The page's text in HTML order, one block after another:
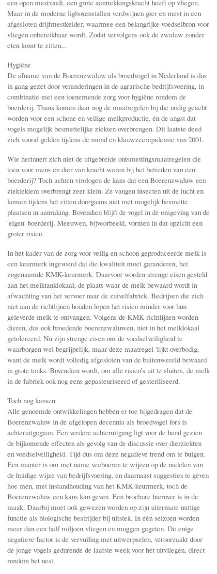
een open mestvaalt, een grote aantrekkingskracht heeft op vliegen.
Maar in de moderne ligboxenstallen verdwijnen gier en mest in een
afgesloten drijfmestkelder, waarmee een belangrijke voedselbron voor
vliegen onbereikbaar wordt. Zodat vervolgens ook de zwaluw zonder
eten komt te zitten...
Hygiëne
De afname van de Boerenzwaluw als broedvogel in Nederland is dus
in gang gezet door veranderingen in de agrarische bedrijfsvoering, in
combinatie met een toe­nemende zorg voor hygiëne rondom de
boerderij. Thans komen daar nog de maatregelen bij die nodig geacht
worden voor een schone en veilige melkproductie, én de angst dat
vogels mogelijk besmettelijke ziekten overbrengen. Dit laatste deed
zich vooral gelden tijdens de mond en klauwzeerepidemie van 2001.
Wie herinnert zich niet de uitgebreide ontsmettingsmaatregelen die
toen voor mens en dier van kracht waren bij het betreden van een
boerderij? Toch achten virologen de kans dat een Boerenzwaluw een
ziektekiem overbrengt zeer klein. Ze vangen insecten uit de lucht en
komen tijdens het zitten doorgaans niet met mogelijk besmette
plaatsen in aanraking. Bovendien blijft de vogel in de omgeving van de
'eigen' boerderij. Meeuwen, bijvoorbeeld, vormen in dat opzicht een
groter risico.
In het kader van de zorg voor veilig en schoon geproduceerde melk is
een keur­merk ingevoerd dat die kwaliteit moet garanderen, het
zogenaamde KMK-keurmerk. Daarvoor worden strenge eisen gesteld
aan het melktanklokaal, de plaats waar de melk bewaard wordt in
afwachting van het vervoer naar de zuivelfabriek. Bedrijven die zich
niet aan de richtlijnen houden lopen het risico minder voor hun
geleverde melk te ontvangen. Volgens de KMK-richtlijnen worden
dieren, dus ook broedende boerenzwaluwen, niet in het melklokaal
getolereerd. Nu zijn strenge eisen om de voedselveiligheid te
waarborgen wel begrijpelijk, maar deze maatregel 'lijkt overbodig,
want de melk wordt volledig afgesloten van de buitenwereld bewaard
in grote tanks. Bovendien wordt, om alle risico's uit te sluiten, de melk
in de fabriek ook nog eens gepasteuriseerd of gesteriliseerd.
Toch nog kansen
Alle genoemde ontwikkelingen hebben er toe bijgedragen dat de
Boerenzwaluw in de afgelopen decennia als broedvogel fors is
achteruitgegaan. Een verdere achteruitgang ligt voor de hand gezien
de bijkomende effecten als gevolg van de discussie over dierziekten
en voedselveiligheid. Tijd dus om deze negatieve trend om te buigen.
Een manier is om met name veeboeren te wijzen op de nadelen van
de huidige wijze van bedrijfsvoering, en daarnaast suggesties te geven
hoe men, met instandhouding van het KMK-keurmerk, toch de
Boerenzwaluw een kans kan geven. Een brochure hierover is in de
maak. Daarbij moet ook gewezen worden op zijn uiter­mate nuttige
functie als biologische bestrijder bij uitstek. In één seizoen worden
meer dan een half miljoen vliegen en muggen gegeten. De enige
negatieve factor is de vervuiling met uitwerpselen, veroorzaakt door
de jonge vogels gedurende de laatste week voor het uitvliegen, direct
rondom het nest.